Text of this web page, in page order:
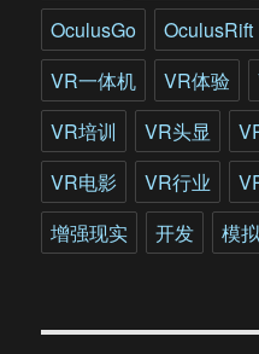
OculusGo
OculusRift
VR一体机
VR体验
VR培训
VR头显
VR电影
VR行业
增强现实
开发 模